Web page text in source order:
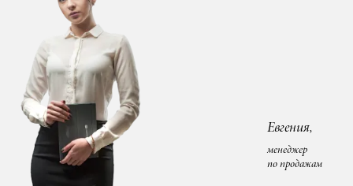
Евгения,
менеджер
по продажам